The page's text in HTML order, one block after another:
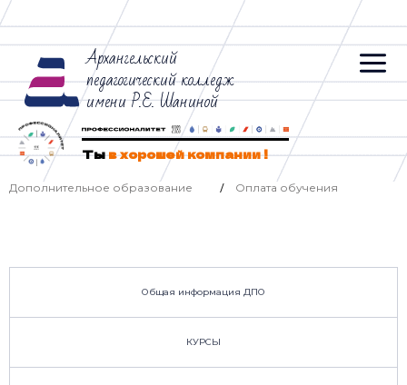
Архангельский
педагогический колледж
имени Р.Е. Шаниной
Тыв хорошей компании !
Дополнительное образование / Оплата обучения
Общая информация ДПО
КУРСЫ